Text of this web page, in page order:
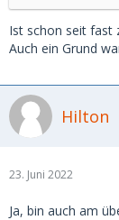
Ist schon seit fast
Auch ein Grund
Hilton
23. Juni 2022
Ja, bin auch am